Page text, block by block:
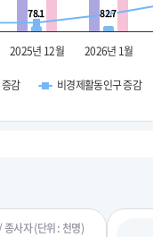
78.1
78.1 82.7
82.7
감 비경제활동인구 증감
2025년 12월 2026년 1월
종사자 (단위 : 천명)